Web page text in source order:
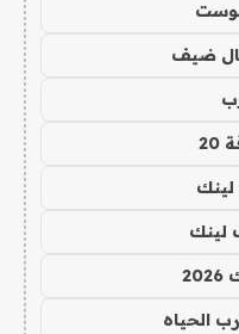
لينك
لينك
الحياه